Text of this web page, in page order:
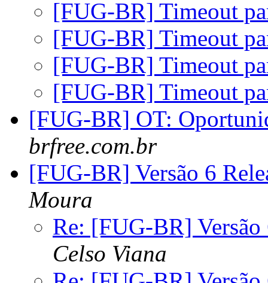
[FUG-BR] Timeout
[FUG-BR] Timeout
[FUG-BR] Timeout
[FUG-BR] Timeout
[FUG-BR] OT:
brfree.com.br
[FUG-BR] Versão 6
Moura
Re: [FUG-BR]
Celso Viana